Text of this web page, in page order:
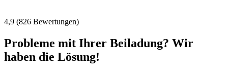
4,9 (826 Bewertungen)
Probleme mit Ihrer Beiladung? Wir
haben die Lösung!